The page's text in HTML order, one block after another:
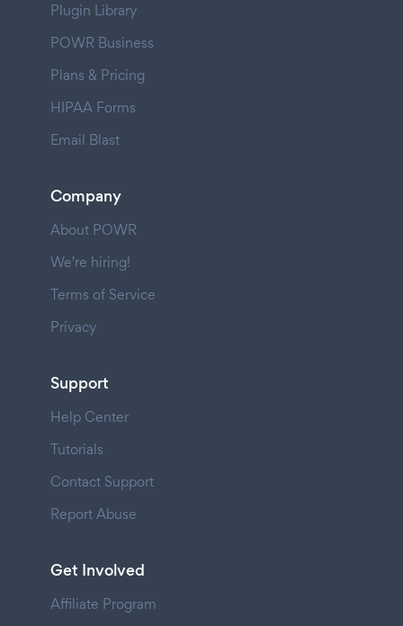
Plugin Library
POWR Business
Plans & Pricing
HIPAA Forms
Email Blast
Company
About POWR
We're hiring!
Terms of Service
Privacy
Support
Help Center
Tutorials
Contact Support
Report Abuse
Get Involved
Affiliate Program